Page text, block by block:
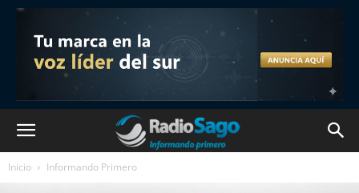
Inicio Informando Primero